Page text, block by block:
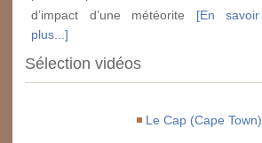
d’impact d’une météorite [En savoir
plus...]
Sélection vidéos
Le Cap (Cape Town)